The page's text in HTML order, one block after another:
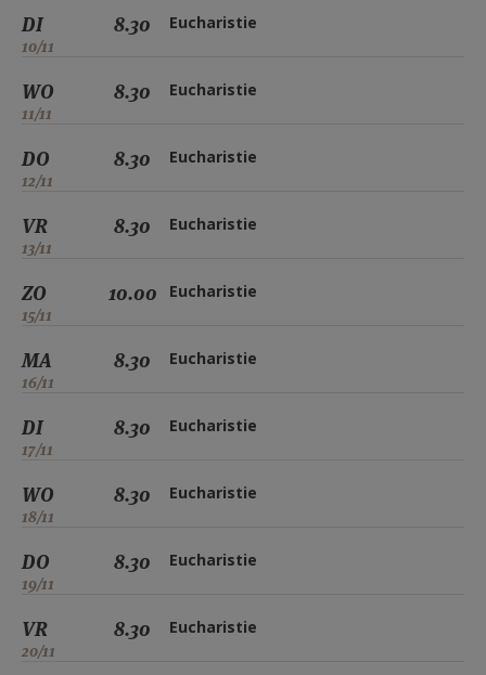
DI
10/11
8.30 Eucharistie
WO
11/11
8.30 Eucharistie
DO
12/11
8.30 Eucharistie
VR
13/11
8.30 Eucharistie
ZO
15/11
10.00 Eucharistie
MA
16/11
8.30 Eucharistie
DI
17/11
8.30 Eucharistie
WO
18/11
8.30 Eucharistie
DO
19/11
8.30 Eucharistie
VR
20/11
8.30 Eucharistie